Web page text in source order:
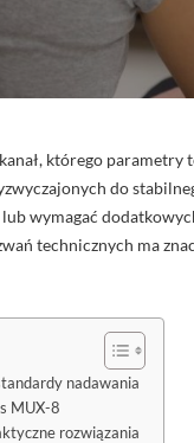
którego
do
wymagać
technicznych ma
nadawania
MUX-8
rozwiązania